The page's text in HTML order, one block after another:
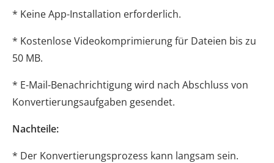
* Keine App-Installation erforderlich.
* Kostenlose Videokomprimierung für Dateien bis zu
50 MB.
* E-Mail-Benachrichtigung wird nach Abschluss von
Konvertierungsaufgaben gesendet.
Nachteile:
* Der Konvertierungsprozess kann langsam sein.